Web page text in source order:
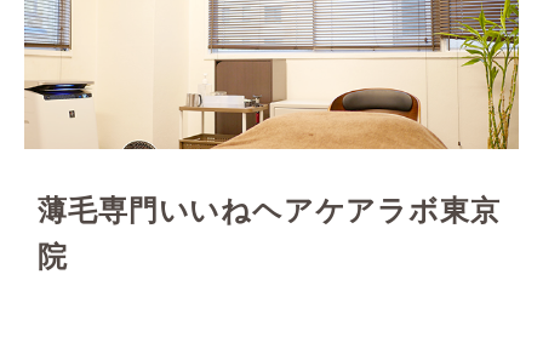
薄毛専門いいねヘアケアラボ東京
院